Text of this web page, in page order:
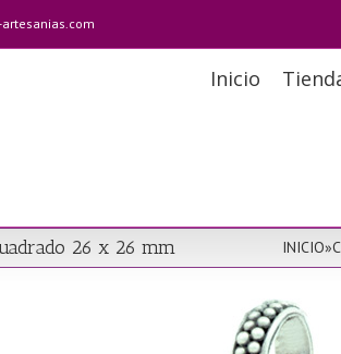
Inicio
26 x 26 mm INICIO»